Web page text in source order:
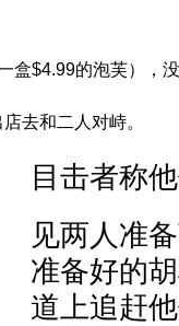
盒$4.99的泡芙），
去和二人对峙。
目击者称
见两人准
准备好的
道上追赶